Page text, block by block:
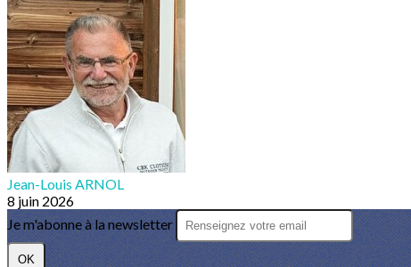
Jean-Louis ARNOL
8 juin 2026
Je m'abonne à la newsletter
OK